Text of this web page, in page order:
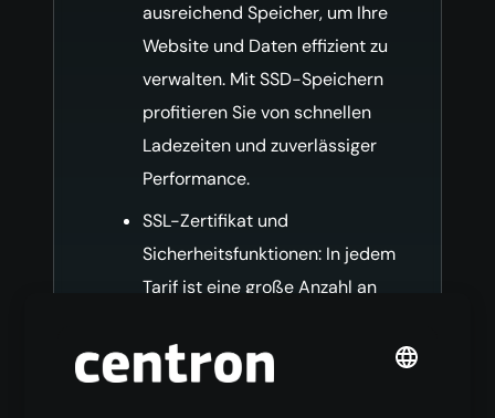
ausreichend Speicher, um Ihre
Website und Daten effizient zu
verwalten. Mit SSD-Speichern
profitieren Sie von schnellen
Ladezeiten und zuverlässiger
Performance.
SSL-Zertifikat und
Sicherheitsfunktionen: In jedem
Tarif ist eine große Anzahl an
Sicherheit Ihrer Webseite und
das Vertrauen Ihrer Besucher